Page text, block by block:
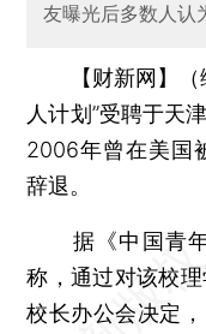
友曝光后多数人认
【财新网】
人计划”受聘于天
2006年曾在美国
辞退。
据《中国青年
称，通过对该校
校长办公会决定